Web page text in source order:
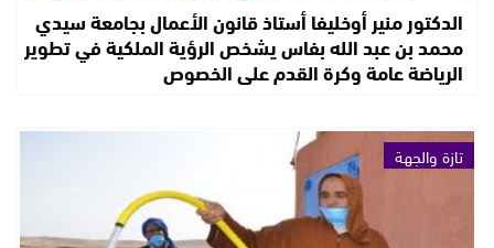
الدكتور منير أوخليفا أستاذ قانون الأعمال بجامعة سيدي
محمد بن عبد الله بفاس يشخص الرؤية الملكية في تطوير
الرياضة عامة وكرة القدم على الخصوص
تازة والجهة